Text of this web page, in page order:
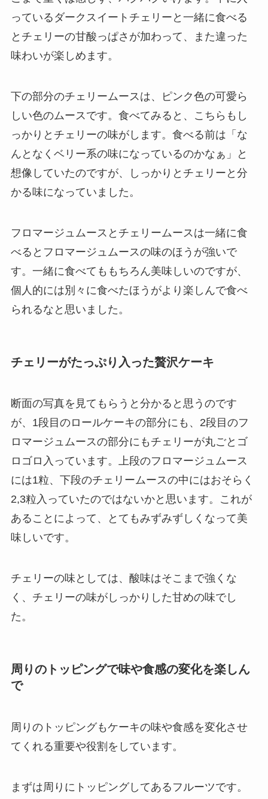
っているダークスイートチェリーと一緒に食べる
とチェリーの甘酸っぱさが加わって、また違った
味わいが楽しめます。
下の部分のチェリームースは、ピンク色の可愛ら
しい色のムースです。食べてみると、こちらもし
っかりとチェリーの味がします。食べる前は「な
んとなくベリー系の味になっているのかなぁ」と
想像していたのですが、しっかりとチェリーと分
かる味になっていました。
フロマージュムースとチェリームースは一緒に食
べるとフロマージュムースの味のほうが強いで
す。一緒に食べてももちろん美味しいのですが、
個人的には別々に食べたほうがより楽しんで食べ
られるなと思いました。
チェリーがたっぷり入った贅沢ケーキ
断面の写真を見てもらうと分かると思うのです
が、1段目のロールケーキの部分にも、2段目のフ
ロマージュムースの部分にもチェリーが丸ごとゴ
ロゴロ入っています。上段のフロマージュムース
には1粒、下段のチェリームースの中にはおそらく
2,3粒入っていたのではないかと思います。これが
あることによって、とてもみずみずしくなって美
味しいです。
チェリーの味としては、酸味はそこまで強くな
く、チェリーの味がしっかりした甘めの味でし
た。
周りのトッピングで味や食感の変化を楽しん
で
周りのトッピングもケーキの味や食感を変化させ
てくれる重要や役割をしています。
まずは周りにトッピングしてあるフルーツです。